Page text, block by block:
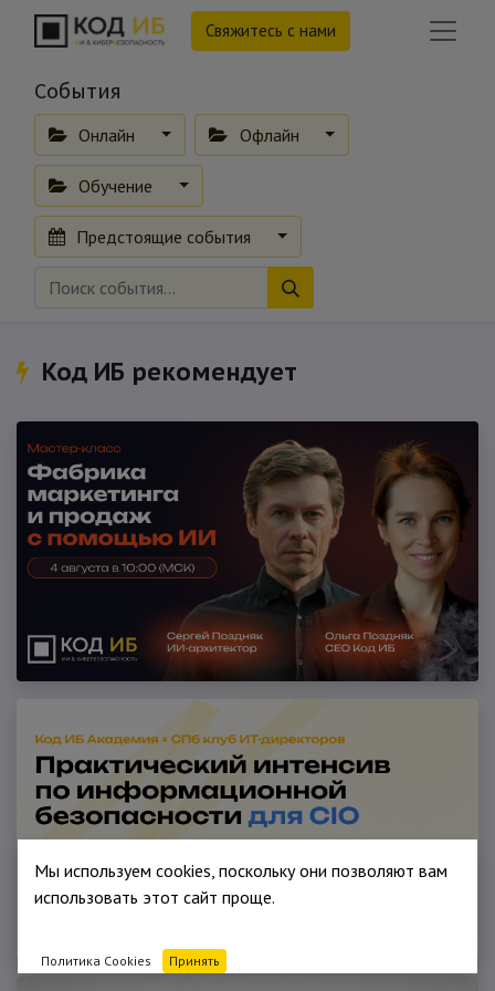
Свяжитесь с нами
События
Онлайн Офлайн
Обучение
Предстоящие события
Код ИБ рекомендует
Мы используем cookies, поскольку они позволяют вам
использовать этот сайт проще.
Политика Cookies Принять